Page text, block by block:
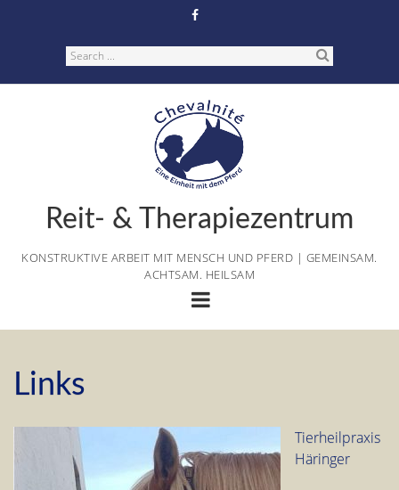
Search
Reit- & Therapiezentrum
KONSTRUKTIVE ARBEIT MIT MENSCH UND PFERD | GEMEINSAM.
ACHTSAM. HEILSAM
Links
Tierheilpraxis
Häringer